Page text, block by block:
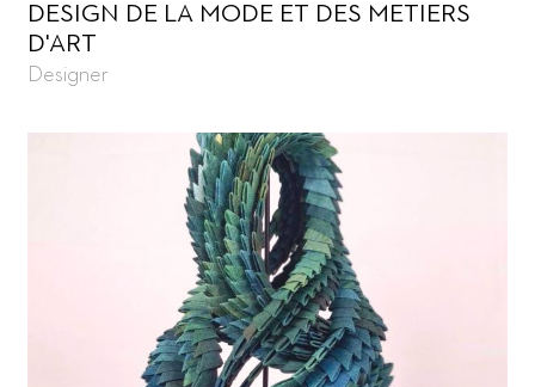
DESIGN DE LA MODE ET DES METIERS
D'ART
Designer